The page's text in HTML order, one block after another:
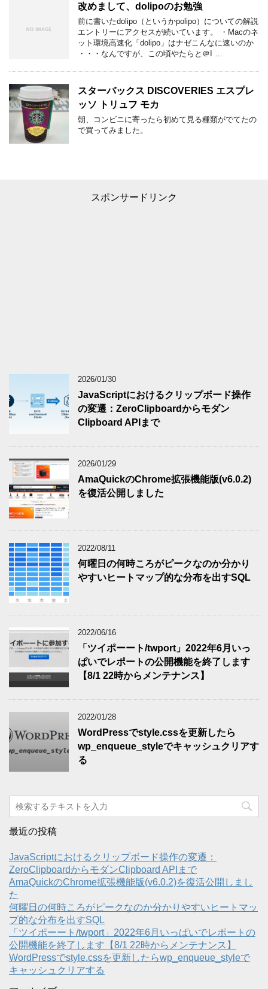
改めまして、dolipoのお勉強
前に書いたdolipo（というかpolipo）についての解説
エントリーにアクセスが続いています。 ・Macのネ
ット環境高速化「dolipo」はナゼこんなに速いのか
・・・なんですが、この頃やたらと＠I …
スターバックス DISCOVERIES エスプレ
ッソ トリュフ モカ
朝、コンビニに寄ったら初めて見る種類がでてたの
で買ってみました。
スポンサードリンク
2026/01/30
JavaScriptにおけるクリップボード操作
の変遷：ZeroClipboardからモダン
Clipboard APIまで
2026/01/29
AmaQuickのChrome拡張機能版(v6.0.2)
を復活公開しました
2022/08/11
何曜日の何時ころがピークなのか分かり
やすいヒートマップ的な分布を出すSQL
2022/06/16
「ツイポーート/twport」2022年6月いっ
ぱいでレポートの公開機能を終了します
【8/1 22時からメンテナンス】
2022/01/28
WordPressでstyle.cssを更新したら
wp_enqueue_styleでキャッシュクリアす
る
最近の投稿
JavaScriptにおけるクリップボード操作の変遷：
ZeroClipboardからモダンClipboard APIまで
AmaQuickのChrome拡張機能版(v6.0.2)を復活公開しまし
た
何曜日の何時ころがピークなのか分かりやすいヒートマッ
プ的な分布を出すSQL
「ツイポーート/twport」2022年6月いっぱいでレポートの
公開機能を終了します【8/1 22時からメンテナンス】
WordPressでstyle.cssを更新したらwp_enqueue_styleで
キャッシュクリアする